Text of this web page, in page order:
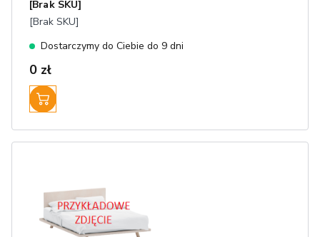
[Brak SKU]
[Brak SKU]
Dostarczymy do Ciebie do 9 dni
0 zł